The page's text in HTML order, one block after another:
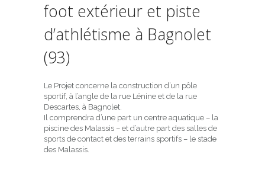
foot extérieur et piste
d’athlétisme à Bagnolet
(93)
Le Projet concerne la construction d’un pôle
sportif, à l’angle de la rue Lénine et de la rue
Descartes, à Bagnolet.
Il comprendra d’une part un centre aquatique – la
piscine des Malassis – et d’autre part des salles de
sports de contact et des terrains sportifs – le stade
des Malassis.